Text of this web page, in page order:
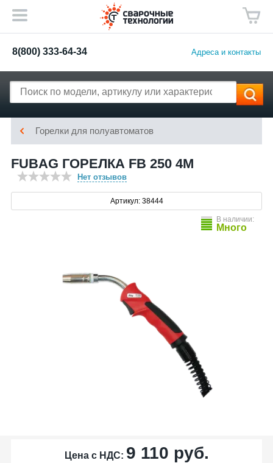
8(800) 333-64-34 Адреса и контакты
Горелки для полуавтоматов
FUBAG ГОРЕЛКА FB 250 4M
Нет отзывов
Артикул: 38444
В наличии:
Много
Цена с НДС: 9 110 руб.